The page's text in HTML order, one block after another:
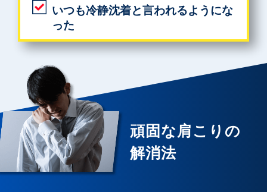
いつも冷静沈着と言われるようにな
った
頑固な肩こりの
解消法